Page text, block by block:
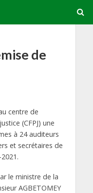
de
centre de
(CFPJ) une
à 24 auditeurs
et secrétaires de
le ministre de la
AGBETOMEY